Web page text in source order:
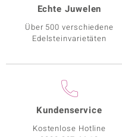
Echte Juwelen
Über 500 verschiedene
Edelsteinvarietäten
Kundenservice
Kostenlose Hotline